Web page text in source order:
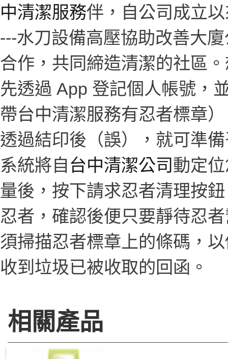
中清潔服務伴，自公司成立
---水刀設備高壓協助改善大
合作，共同締造清潔的社區
先透過 App 登記個人帳號，
帶台中清潔服務有忍者標章
透過結印後（誤），就可準
系統將自 台中清潔公司動定
量後，按下請求忍者清理按
忍者，確認後便只要靜待忍
須掃描忍者標章上的條碼，
收到垃圾已被收取的回函。
相關產品